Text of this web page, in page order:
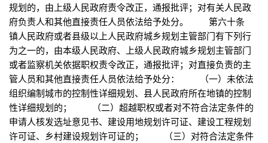
规划的，由上级人民政府责令改正，通报批评；对有关人民政
府负责人和其他直接责任人员依法给予处分。 第六十条
镇人民政府或者县级以上人民政府城乡规划主管部门有下列行
为之一的，由本级人民政府、上级人民政府城乡规划主管部门
或者监察机关依据职权责令改正，通报批评；对直接负责的主
管人员和其他直接责任人员依法给予处分： （一）未依法
组织编制城市的控制性详细规划、县人民政府所在地镇的控制
性详细规划的； （二）超越职权或者对不符合法定条件的
申请人核发选址意见书、建设用地规划许可证、建设工程规划
许可证、乡村建设规划许可证的； （三）对符合法定条件